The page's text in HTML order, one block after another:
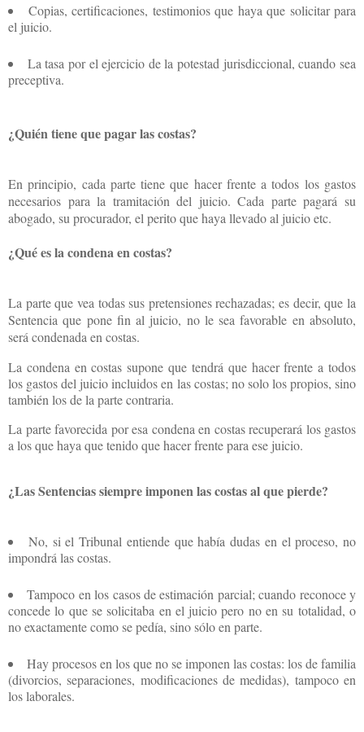
Copias, certificaciones, testimonios que haya que solicitar para
el juicio.
La tasa por el ejercicio de la potestad jurisdiccional, cuando sea
preceptiva.
¿Quién tiene que pagar las costas?
En principio, cada parte tiene que hacer frente a todos los gastos
necesarios para la tramitación del juicio. Cada parte pagará su
abogado, su procurador, el perito que haya llevado al juicio etc.
¿Qué es la condena en costas?
La parte que vea todas sus pretensiones rechazadas; es decir, que la
Sentencia que pone fin al juicio, no le sea favorable en absoluto,
será condenada en costas.
La condena en costas supone que tendrá que hacer frente a todos
los gastos del juicio incluidos en las costas; no solo los propios, sino
también los de la parte contraria.
La parte favorecida por esa condena en costas recuperará los gastos
a los que haya que tenido que hacer frente para ese juicio.
¿Las Sentencias siempre imponen las costas al que pierde?
No, si el Tribunal entiende que había dudas en el proceso, no
impondrá las costas.
Tampoco en los casos de estimación parcial; cuando reconoce y
concede lo que se solicitaba en el juicio pero no en su totalidad, o
no exactamente como se pedía, sino sólo en parte.
Hay procesos en los que no se imponen las costas: los de familia
(divorcios, separaciones, modificaciones de medidas), tampoco en
los laborales.